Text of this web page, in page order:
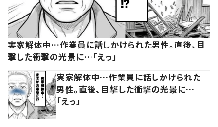
実家解体中…作業員に話しかけられた男性。直後、目
撃した衝撃の光景に…「えっ」
実家解体中…作業員に話しかけられた
男性。直後、目撃した衝撃の光景に…
「えっ」